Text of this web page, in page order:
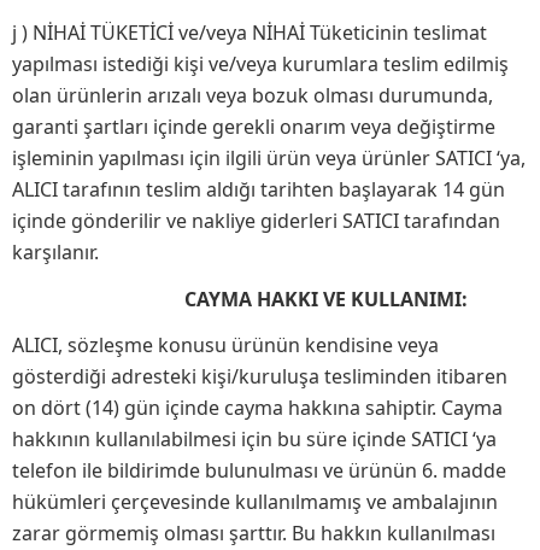
j ) NİHAİ TÜKETİCİ ve/veya NİHAİ Tüketicinin teslimat
yapılması istediği kişi ve/veya kurumlara teslim edilmiş
olan ürünlerin arızalı veya bozuk olması durumunda,
garanti şartları içinde gerekli onarım veya değiştirme
işleminin yapılması için ilgili ürün veya ürünler SATICI ‘ya,
ALICI tarafının teslim aldığı tarihten başlayarak 14 gün
içinde gönderilir ve nakliye giderleri SATICI tarafından
karşılanır.
CAYMA HAKKI VE KULLANIMI:
ALICI, sözleşme konusu ürünün kendisine veya
gösterdiği adresteki kişi/kuruluşa tesliminden itibaren
on dört (14) gün içinde cayma hakkına sahiptir. Cayma
hakkının kullanılabilmesi için bu süre içinde SATICI ‘ya
telefon ile bildirimde bulunulması ve ürünün 6. madde
hükümleri çerçevesinde kullanılmamış ve ambalajının
zarar görmemiş olması şarttır. Bu hakkın kullanılması